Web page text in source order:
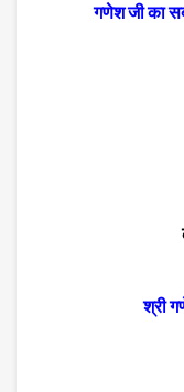
गणेश जी का
श्री